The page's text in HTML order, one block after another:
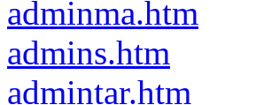
adminma.htm
admins.htm
admintar.htm